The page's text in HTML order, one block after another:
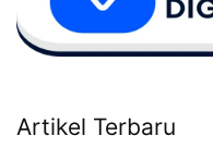
Artikel Terbaru